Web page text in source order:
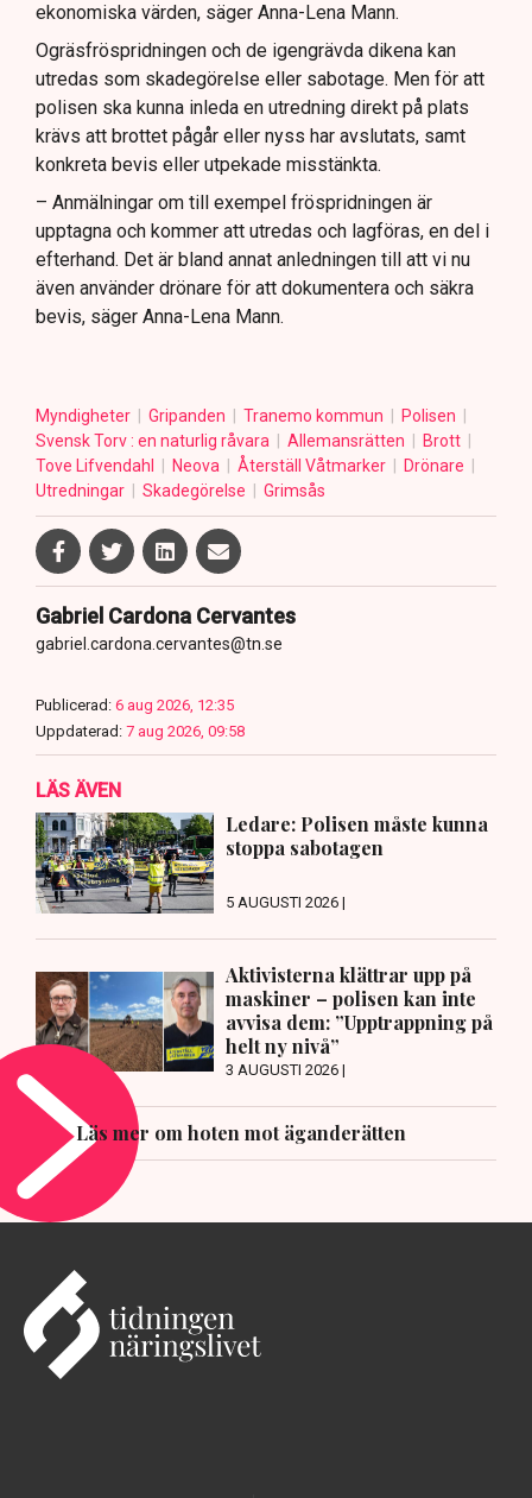
ekonomiska värden, säger Anna-Lena Mann.
Ogräsfröspridningen och de igengrävda dikena kan
utredas som skadegörelse eller sabotage. Men för att
polisen ska kunna inleda en utredning direkt på plats
krävs att brottet pågår eller nyss har avslutats, samt
konkreta bevis eller utpekade misstänkta.
– Anmälningar om till exempel fröspridningen är
upptagna och kommer att utredas och lagföras, en del i
efterhand. Det är bland annat anledningen till att vi nu
även använder drönare för att dokumentera och säkra
bevis, säger Anna-Lena Mann.
Myndigheter Gripanden Tranemo kommun
Polisen
Svensk Torv : en naturlig råvara
Allemansrätten
Brott
Tove Lifvendahl
Neova Återställ Våtmarker
Drönare
Utredningar
Skadegörelse Grimsås
Gabriel Cardona Cervantes
gabriel.cardona.cervantes@tn.se
Publicerad: 6 aug 2026, 12:35
Uppdaterad: 7 aug 2026, 09:58
LÄS ÄVEN
Ledare: Polisen måste kunna
stoppa sabotagen
5 AUGUSTI 2026 |
Aktivisterna klättrar upp på
maskiner – polisen kan inte
avvisa dem: ”Upptrappning på
helt ny nivå”
3 AUGUSTI 2026 |
Läs mer om hoten mot äganderätten